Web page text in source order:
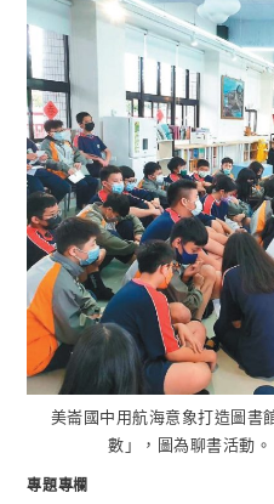
美崙國中用航海意象打造圖書
數」，圖為聊書活動。
專題專欄